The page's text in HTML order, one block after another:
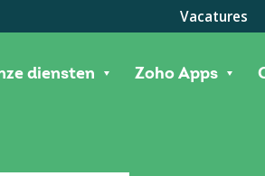
Vacatures
diensten Zoho Apps